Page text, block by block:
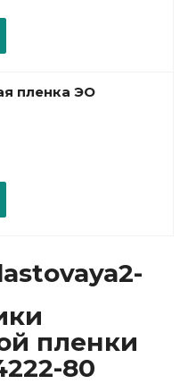
пленка ЭО
пленки
80